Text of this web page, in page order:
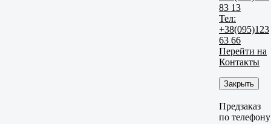
83 13
Тел:
+38(095)123
63 66
Перейти на
Контакты
Закрыть
Предзаказ
по телефону